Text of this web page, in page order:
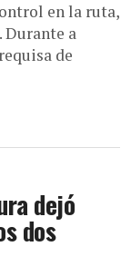
en la ruta,
a
de
dejó
dos